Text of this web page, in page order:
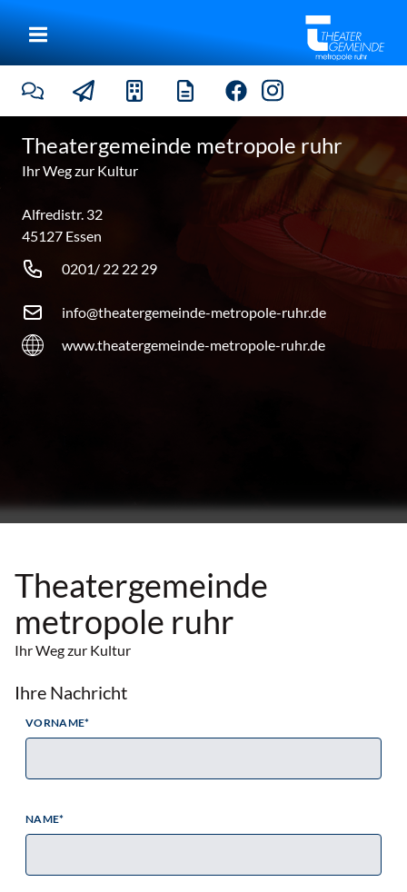
Theatergemeinde metropole ruhr
Ihr Weg zur Kultur
Alfredistr. 32
45127 Essen
0201/ 22 22 29
info@theatergemeinde-metropole-ruhr.de
www.theatergemeinde-metropole-ruhr.de
Theatergemeinde
metropole ruhr
Ihr Weg zur Kultur
Ihre Nachricht
VORNAME*
NAME*